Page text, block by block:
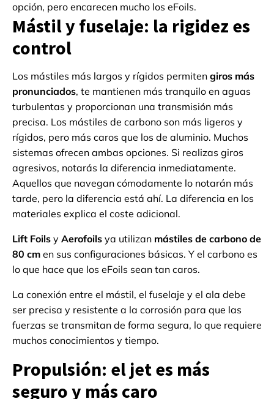
opción, pero encarecen mucho los eFoils.
Mástil y fuselaje: la rigidez es
control
Los mástiles más largos y rígidos permiten giros más
pronunciados, te mantienen más tranquilo en aguas
turbulentas y proporcionan una transmisión más
precisa. Los mástiles de carbono son más ligeros y
rígidos, pero más caros que los de aluminio. Muchos
sistemas ofrecen ambas opciones. Si realizas giros
agresivos, notarás la diferencia inmediatamente.
Aquellos que navegan cómodamente lo notarán más
tarde, pero la diferencia está ahí. La diferencia en los
materiales explica el coste adicional.
Lift Foils y Aerofoils ya utilizan mástiles de carbono de
80 cm en sus configuraciones básicas. Y el carbono es
lo que hace que los eFoils sean tan caros.
La conexión entre el mástil, el fuselaje y el ala debe
ser precisa y resistente a la corrosión para que las
fuerzas se transmitan de forma segura, lo que requiere
muchos conocimientos y tiempo.
Propulsión: el jet es más
seguro y más caro